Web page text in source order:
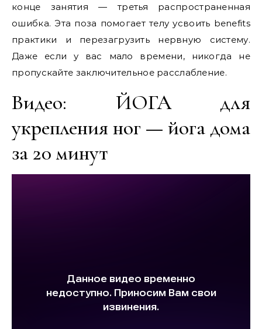
конце занятия — третья распространенная
ошибка. Эта поза помогает телу усвоить benefits
практики и перезагрузить нервную систему.
Даже если у вас мало времени, никогда не
пропускайте заключительное расслабление.
Видео: ЙОГА для
укрепления ног — йога дома
за 20 минут